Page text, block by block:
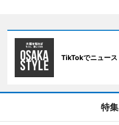
TikTokでニュース
特集